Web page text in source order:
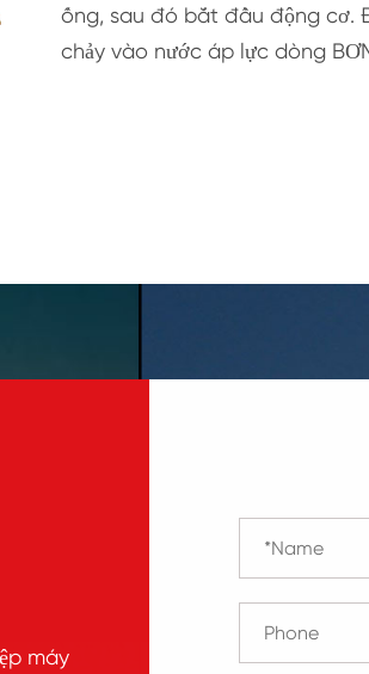
ống, sau đó bắt đầu động cơ.
chảy vào nước áp lực dòng
máy